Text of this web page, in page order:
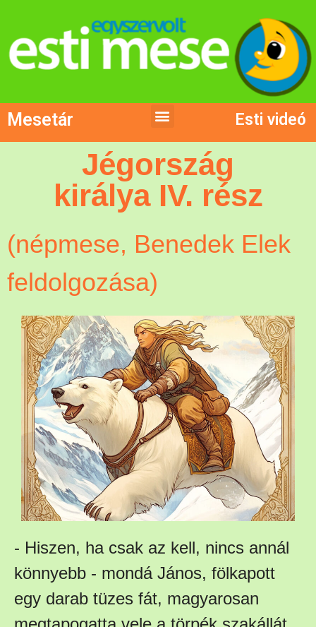
Mesetár Esti videó
Jégország
királya IV. rész
(népmese, Benedek Elek
feldolgozása)
- Hiszen, ha csak az kell, nincs annál
könnyebb - mondá János, fölkapott
egy darab tüzes fát, magyarosan